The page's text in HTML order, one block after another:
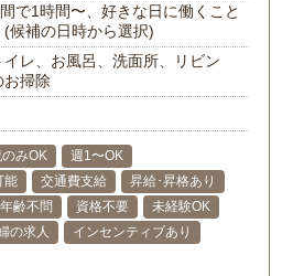
で1時間〜、好きな日に働くこと
候補の日時から選択)
イレ、お風呂、洗面所、リビン
お掃除
みOK
週1〜OK
能 交通費支給
昇給･昇格あり
年齢不問 資格不要
未経験OK
の求人
インセンティブあり